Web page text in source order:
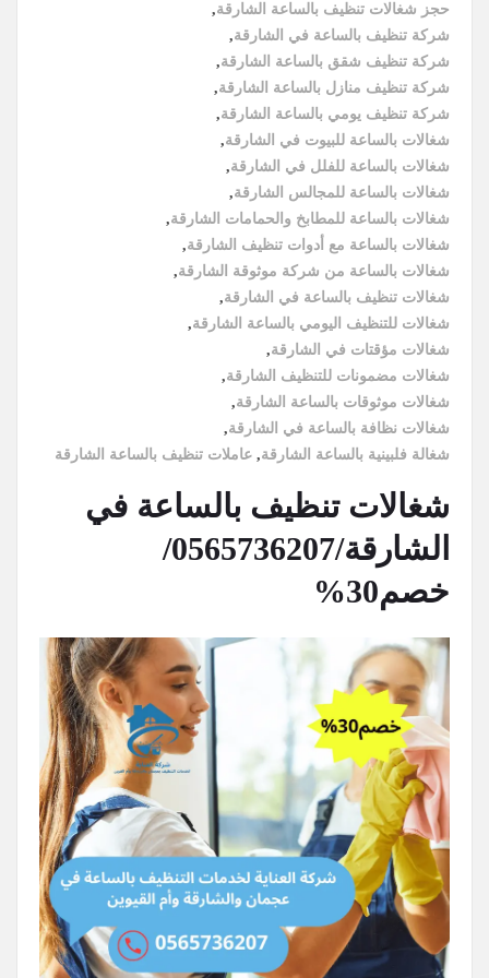
حجز شغالات تنظيف بالساعة الشارقة,
شركة تنظيف بالساعة في الشارقة,
شركة تنظيف شقق بالساعة الشارقة,
شركة تنظيف منازل بالساعة الشارقة,
شركة تنظيف يومي بالساعة الشارقة,
شغالات بالساعة للبيوت في الشارقة,
شغالات بالساعة للفلل في الشارقة,
شغالات بالساعة للمجالس الشارقة,
شغالات بالساعة للمطابخ والحمامات الشارقة,
شغالات بالساعة مع أدوات تنظيف الشارقة,
شغالات بالساعة من شركة موثوقة الشارقة,
شغالات تنظيف بالساعة في الشارقة,
شغالات للتنظيف اليومي بالساعة الشارقة,
شغالات مؤقتات في الشارقة,
شغالات مضمونات للتنظيف الشارقة,
شغالات موثوقات بالساعة الشارقة,
شغالات نظافة بالساعة في الشارقة,
شغالة فلبينية بالساعة الشارقة, عاملات تنظيف بالساعة الشارقة
شغالات تنظيف بالساعة في
الشارقة/0565736207/
خصم30%